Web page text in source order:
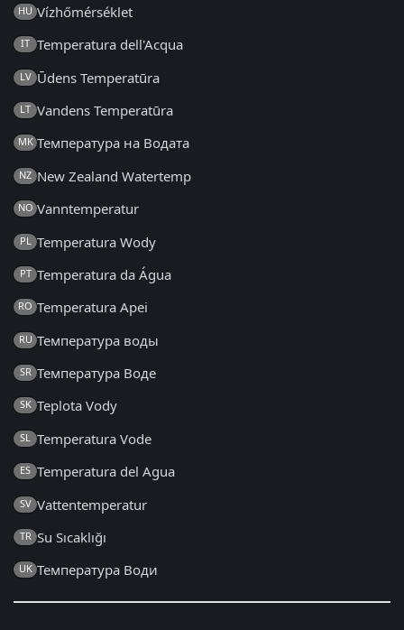
HU Vízhőmérséklet
IT Temperatura dell'Acqua
LV Ūdens Temperatūra
LT Vandens Temperatūra
MK Температура на Водата
NZ New Zealand Watertemp
NO Vanntemperatur
PL Temperatura Wody
PT Temperatura da Água
RO Temperatura Apei
RU Температура воды
SR Температура Воде
SK Teplota Vody
SL Temperatura Vode
ES Temperatura del Agua
SV Vattentemperatur
TR Su Sıcaklığı
UK Температура Води